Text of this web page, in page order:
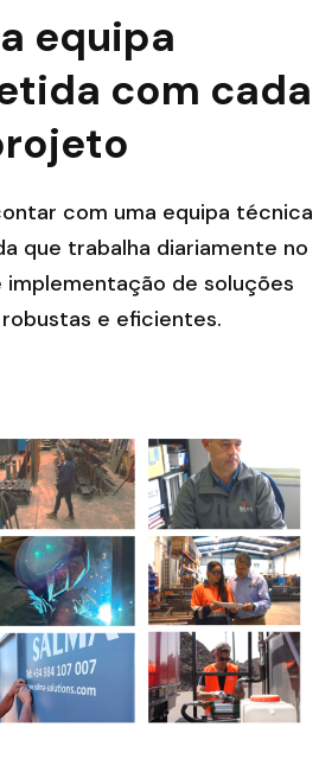
equipa
com cada
com uma equipa técnica
que trabalha diariamente no
implementação de soluções
e eficientes.